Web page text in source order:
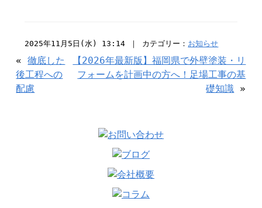
2025年11月5日(水) 13:14 ｜ カテゴリー： お知らせ
«徹底した
後工程への
配慮
【2026年最新版】福岡県で外壁塗装・リ
フォームを計画中の方へ！足場工事の基
礎知識 »